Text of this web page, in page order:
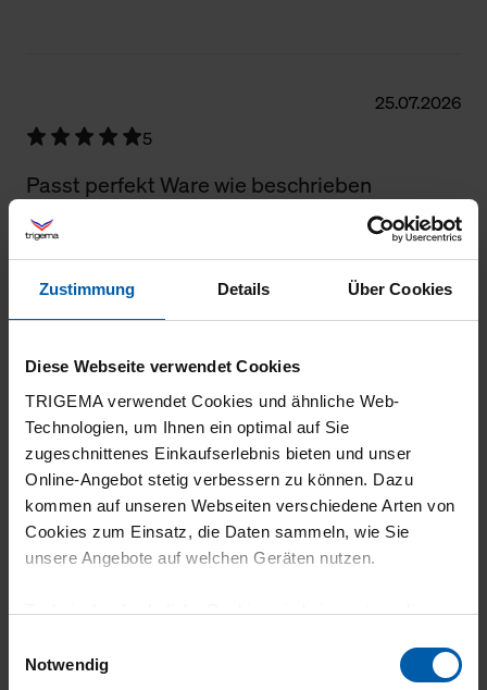
Zustimmung Details Über Cookies
Diese Webseite verwendet Cookies
TRIGEMA verwendet Cookies und ähnliche Web-
Technologien, um Ihnen ein optimal auf Sie
zugeschnittenes Einkaufserlebnis bieten und unser
Online-Angebot stetig verbessern zu können. Dazu
kommen auf unseren Webseiten verschiedene Arten von
Cookies zum Einsatz, die Daten sammeln, wie Sie
unsere Angebote auf welchen Geräten nutzen.
Technisch erforderliche Cookies sind eine notwendige
grundlegende Funktionen wie etwa zur Auswahl und
Notwendig
25.07.2026
5
Passt perfekt Ware wie beschrieben
23.07.2026
wenig zu lang, würde mir im Online Shop
mehr Infos zu den Größen wünschen
Die Trigema Hose DELUXE Baumwolle macht
einen sehr gut verarbeiteten Eindruck! Nähte